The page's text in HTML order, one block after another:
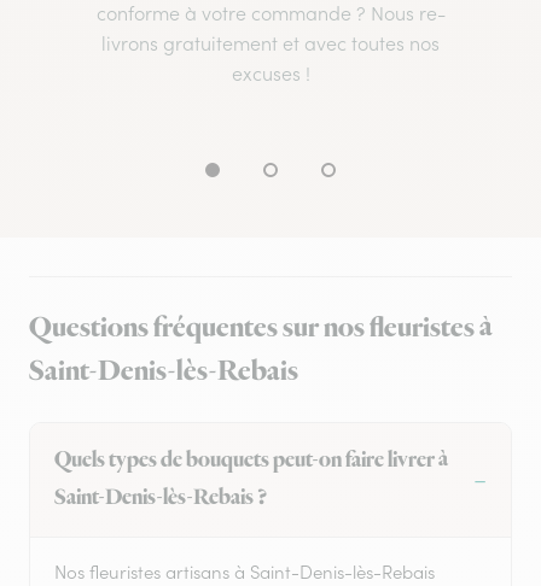
conforme à votre commande ? Nous re-
livrons gratuitement et avec toutes nos
excuses !
Questions fréquentes sur nos fleuristes à
Saint-Denis-lès-Rebais
Quels types de bouquets peut-on faire livrer à
Saint-Denis-lès-Rebais ?
Nos fleuristes artisans à Saint-Denis-lès-Rebais